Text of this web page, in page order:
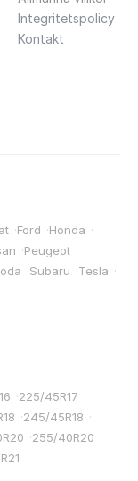
Integritetspolicy
Kontakt
·Ford ·Honda ·
·Peugeot ·
·Subaru ·Tesla ·
·225/45R17 ·
·245/45R18 ·
·255/40R20 ·